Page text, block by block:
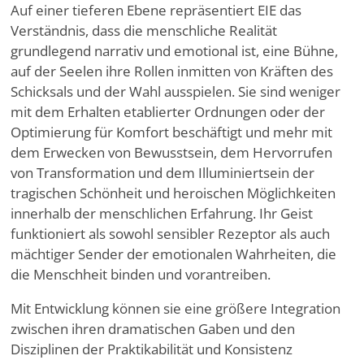
Auf einer tieferen Ebene repräsentiert EIE das
Verständnis, dass die menschliche Realität
grundlegend narrativ und emotional ist, eine Bühne,
auf der Seelen ihre Rollen inmitten von Kräften des
Schicksals und der Wahl ausspielen. Sie sind weniger
mit dem Erhalten etablierter Ordnungen oder der
Optimierung für Komfort beschäftigt und mehr mit
dem Erwecken von Bewusstsein, dem Hervorrufen
von Transformation und dem Illuminiertsein der
tragischen Schönheit und heroischen Möglichkeiten
innerhalb der menschlichen Erfahrung. Ihr Geist
funktioniert als sowohl sensibler Rezeptor als auch
mächtiger Sender der emotionalen Wahrheiten, die
die Menschheit binden und vorantreiben.
Mit Entwicklung können sie eine größere Integration
zwischen ihren dramatischen Gaben und den
Disziplinen der Praktikabilität und Konsistenz